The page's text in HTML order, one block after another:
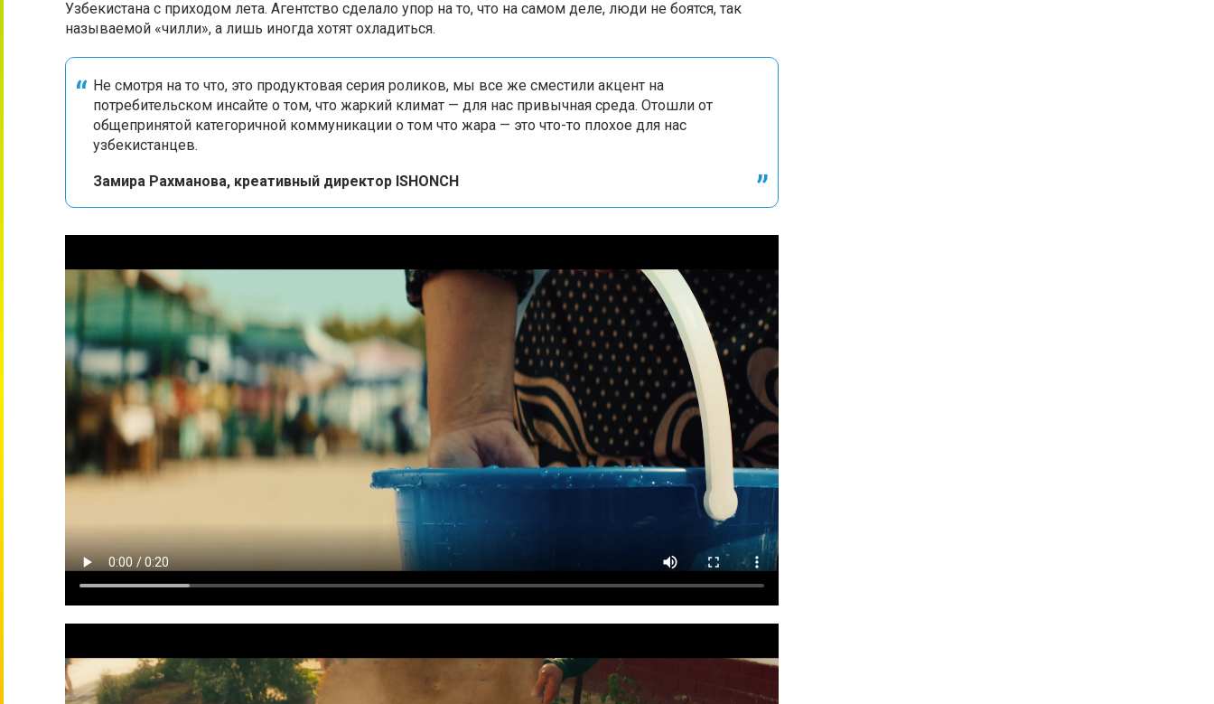
Узбекистана с приходом лета. Агентство сделало упор на то, что на самом деле, люди не боятся, так
называемой «чилли», а лишь иногда хотят охладиться.
Не смотря на то что, это продуктовая серия роликов, мы все же сместили акцент на
потребительском инсайте о том, что жаркий климат — для нас привычная среда. Отошли от
общепринятой категоричной коммуникации о том что жара — это что-то плохое для нас
узбекистанцев.
Замира Рахманова, креативный директор ISHONCH